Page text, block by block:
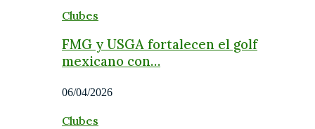
Clubes
FMG y USGA fortalecen el golf
mexicano con…
06/04/2026
Clubes